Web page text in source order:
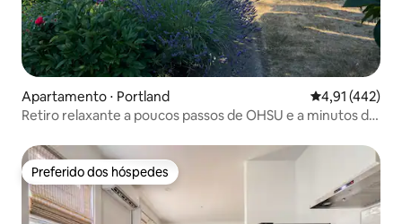
Apartamento ⋅ Portland 4,91 de uma
4,91 (442)
Retiro relaxante a poucos passos de OHSU e a minutos do
Preferido dos hóspedes
Preferido dos hóspedes